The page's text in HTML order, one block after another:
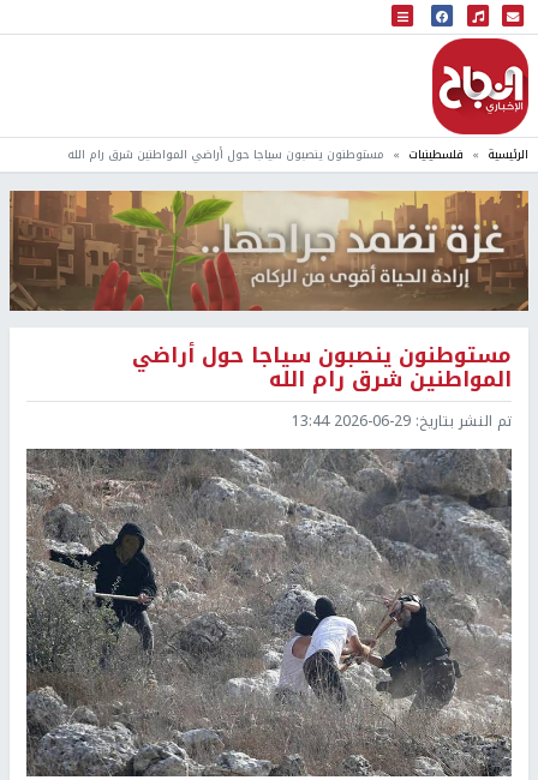
البث المباشر
إذاعة النجاح
الرئيسية فلسطينيات مستوطنون ينصبون سياجا حول أراضي المواطنين شرق رام الله
مستوطنون ينصبون سياجا حول أراضي
المواطنين شرق رام الله
تم النشر بتاريخ: 2026-06-29 13:44